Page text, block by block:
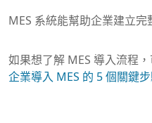
MES 系統能幫助企業建立完
如果想了解 MES 導入流程，
企業導入 MES 的 5 個關鍵